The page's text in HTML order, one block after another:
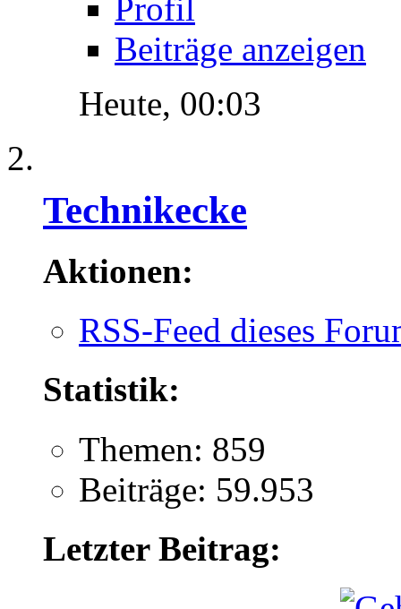
Profil
Beiträge anzeigen
Heute, 00:03
Technikecke
Aktionen:
RSS-Feed dieses
Statistik:
Themen: 859
Beiträge: 59.953
Letzter Beitrag: